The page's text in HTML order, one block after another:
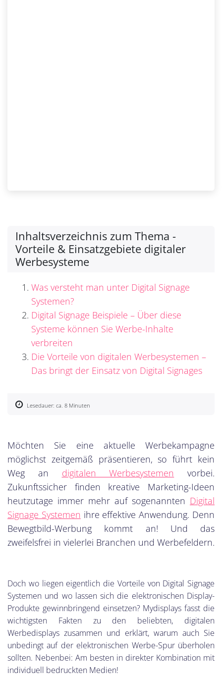
Inhaltsverzeichnis zum Thema -
Vorteile & Einsatzgebiete digitaler
Werbesysteme
Was versteht man unter Digital Signage
Systemen?
Digital Signage Beispiele – Über diese
Systeme können Sie Werbe-Inhalte
verbreiten
Die Vorteile von digitalen Werbesystemen –
Das bringt der Einsatz von Digital Signages
Lesedauer: ca. 8 Minuten
Möchten Sie eine aktuelle Werbekampagne
möglichst zeitgemäß präsentieren, so führt kein
Weg an digitalen Werbesystemen vorbei.
Zukunftssicher finden kreative Marketing-Ideen
heutzutage immer mehr auf sogenannten Digital
Signage Systemen ihre effektive Anwendung. Denn
Bewegtbild-Werbung kommt an! Und das
zweifelsfrei in vielerlei Branchen und Werbefeldern.
Doch wo liegen eigentlich die Vorteile von Digital Signage
Systemen und wo lassen sich die elektronischen Display-
Produkte gewinnbringend einsetzen? Mydisplays fasst die
wichtigsten Fakten zu den beliebten, digitalen
Werbedisplays zusammen und erklärt, warum auch Sie
unbedingt auf der elektronischen Werbe-Spur überholen
sollten. Nebenbei: Am besten in direkter Kombination mit
individuell bedruckten Medien!